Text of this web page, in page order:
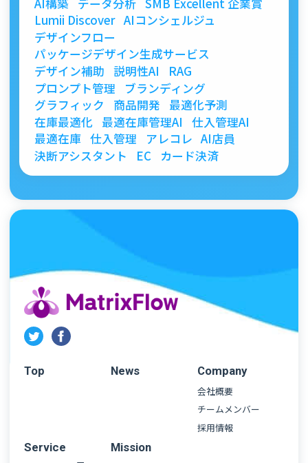
Lumii Discover AIコンシェルジュ
デザインフロー
パッケージデザイン生成サービス
デザイン補助 説明性AI
RAG
プロンプト管理
ブランディング
グラフィック
商品開発
最適化予測
在庫最適化 最適在庫管理AI
仕入管理AI
最適在庫 仕入管理 アレコレ AI店員
決断アシスタント
EC カード決済
Top News
Company
会社概要
チームメンバー
採用情報
Service
Mission